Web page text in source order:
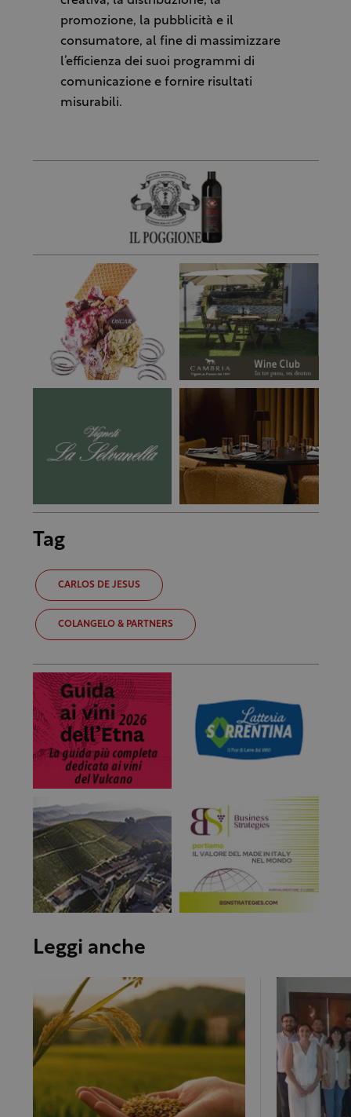
promozione, la pubblicità e il
consumatore, al fine di massimizzare
l’efficienza dei suoi programmi di
comunicazione e fornire risultati
misurabili.
Tag
CARLOS DE JESUS
COLANGELO & PARTNERS
Leggi anche